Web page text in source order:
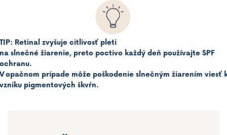
Retinal zvyšuje citlivosťpleti
slnečnéžiarenie, pretopoctivokaždý deň používajteSPF
opačnom prípade môže poškodenie slnečným žiarením viesť
pigmentových škvŕn.